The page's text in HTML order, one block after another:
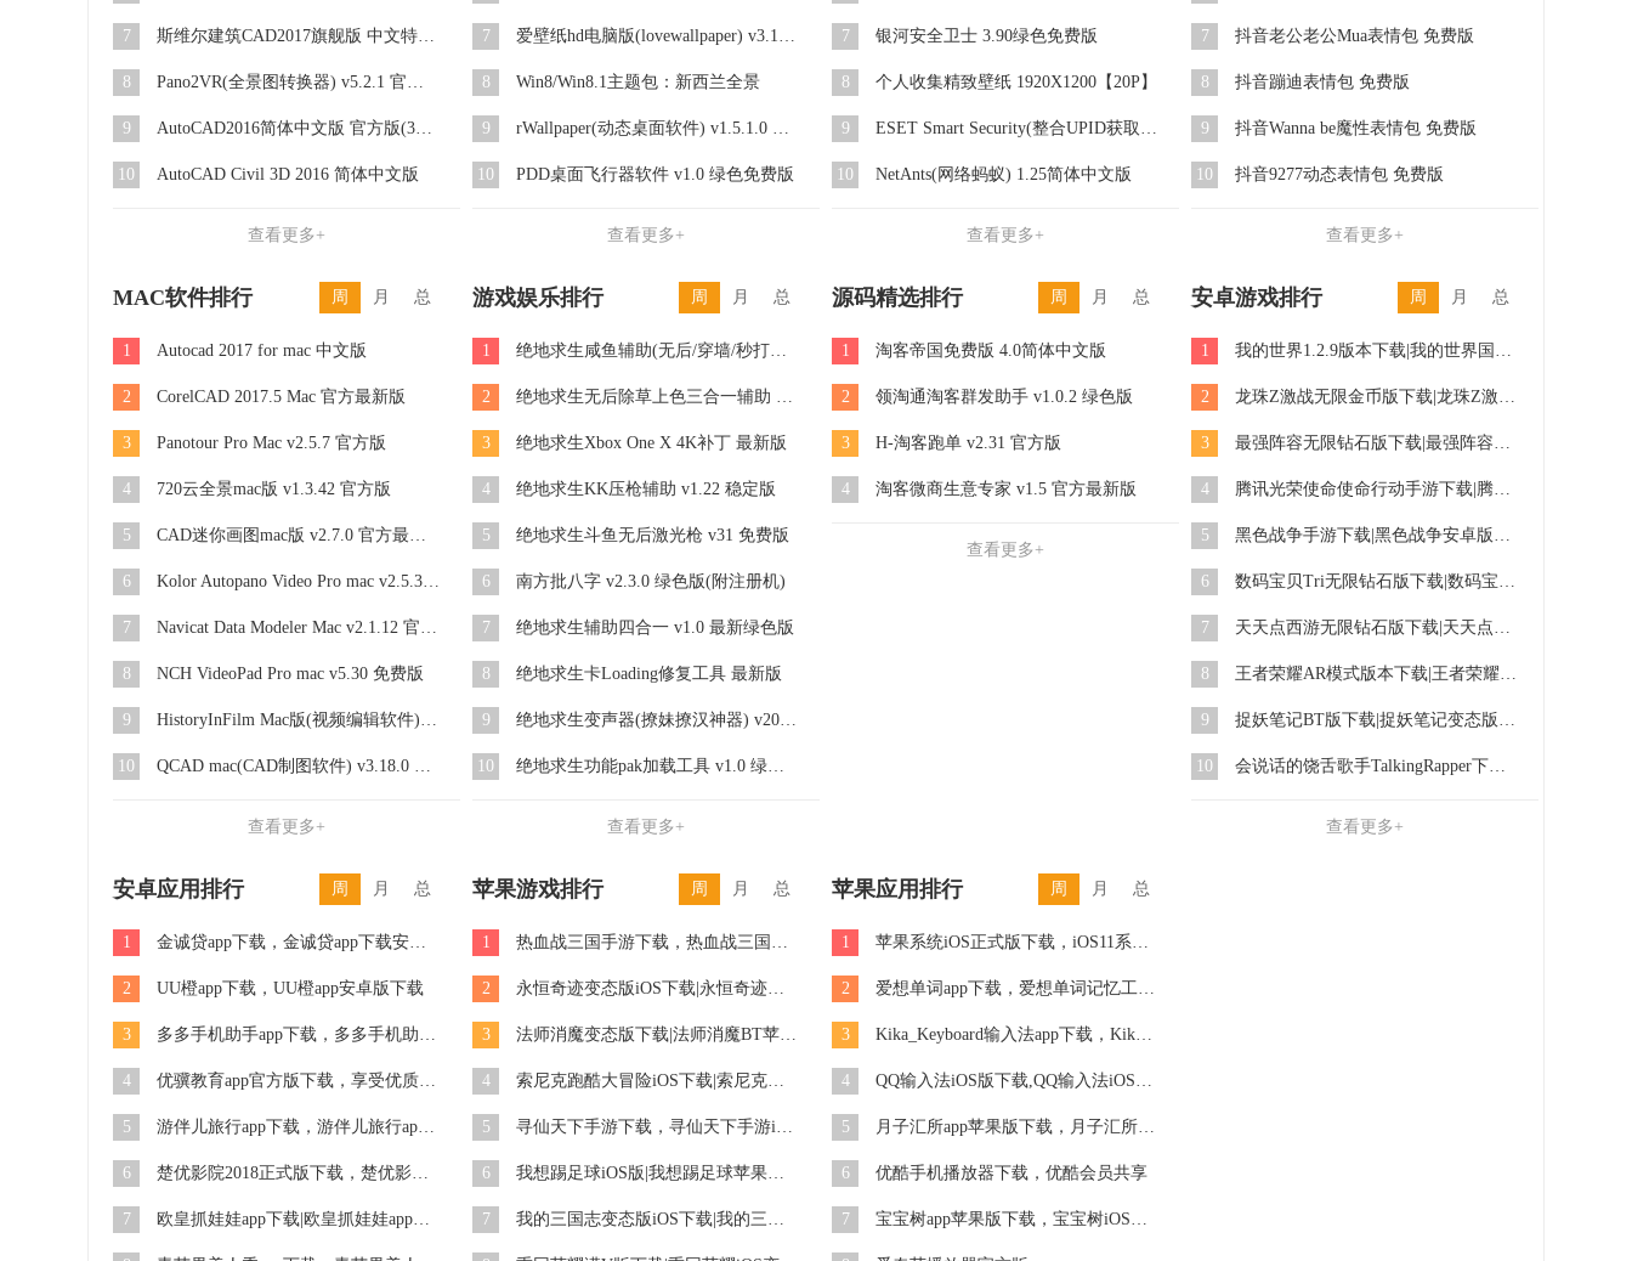
7 斯维尔建筑CAD2017旗舰版 中文特别版
8 Pano2VR(全景图转换器) v5.2.1 官方PC版
9 AutoCAD2016简体中文版 官方版(32位/64位)
10 AutoCAD Civil 3D 2016 简体中文版
查看更多+
7 爱壁纸hd电脑版(lovewallpaper) v3.1.0 官方免费版
8 Win8/Win8.1主题包：新西兰全景
9 rWallpaper(动态桌面软件) v1.5.1.0 绿色版
10 PDD桌面飞行器软件 v1.0 绿色免费版
查看更多+
7 银河安全卫士 3.90绿色免费版
8 个人收集精致壁纸 1920X1200【20P】
9 ESET Smart Security(整合UPID获取) v4.2.71.2汉化版
10 NetAnts(网络蚂蚁) 1.25简体中文版
查看更多+
7 抖音老公老公Mua表情包 免费版
8 抖音蹦迪表情包 免费版
9 抖音Wanna be魔性表情包 免费版
10 抖音9277动态表情包 免费版
查看更多+
MAC软件排行 周 月 总
1 Autocad 2017 for mac 中文版
2 CorelCAD 2017.5 Mac 官方最新版
3 Panotour Pro Mac v2.5.7 官方版
4 720云全景mac版 v1.3.42 官方版
5 CAD迷你画图mac版 v2.7.0 官方最新版
6 Kolor Autopano Video Pro mac v2.5.3 正式版
7 Navicat Data Modeler Mac v2.1.12 官方版
8 NCH VideoPad Pro mac v5.30 免费版
9 HistoryInFilm Mac版(视频编辑软件) v1.1 免费版
10 QCAD mac(CAD制图软件) v3.18.0 官方最新版
查看更多+
游戏娱乐排行 周 月 总
1 绝地求生咸鱼辅助(无后/穿墙/秒打药) v1.0 绿色版
2 绝地求生无后除草上色三合一辅助 最新免费版
3 绝地求生Xbox One X 4K补丁 最新版
4 绝地求生KK压枪辅助 v1.22 稳定版
5 绝地求生斗鱼无后激光枪 v31 免费版
6 南方批八字 v2.3.0 绿色版(附注册机)
7 绝地求生辅助四合一 v1.0 最新绿色版
8 绝地求生卡Loading修复工具 最新版
9 绝地求生变声器(撩妹撩汉神器) v2018 最新版
10 绝地求生功能pak加载工具 v1.0 绿色免费版
查看更多+
源码精选排行 周 月 总
1 淘客帝国免费版 4.0简体中文版
2 领淘通淘客群发助手 v1.0.2 绿色版
3 H-淘客跑单 v2.31 官方版
4 淘客微商生意专家 v1.5 官方最新版
查看更多+
安卓游戏排行 周 月 总
1 我的世界1.2.9版本下载|我的世界国际服1.2.9最新版下载
2 龙珠Z激战无限金币版下载|龙珠Z激战内购破解版下载
3 最强阵容无限钻石版下载|最强阵容内购破解版下载
4 腾讯光荣使命使命行动手游下载|腾讯光荣使命使命行动手游官网安卓版下载
5 黑色战争手游下载|黑色战争安卓版下载
6 数码宝贝Tri无限钻石版下载|数码宝贝Tri内购破解版下载
7 天天点西游无限钻石版下载|天天点西游内购破解版下载
8 王者荣耀AR模式版本下载|王者荣耀AR版下载
9 捉妖笔记BT版下载|捉妖笔记变态版下载
10 会说话的饶舌歌手TalkingRapper下载，游戏与学习同步进行
查看更多+
安卓应用排行 周 月 总
1 金诚贷app下载，金诚贷app下载安卓版预约下载
2 UU橙app下载，UU橙app安卓版下载
3 多多手机助手app下载，多多手机助手安卓版下载
4 优骥教育app官方版下载，享受优质的教育平台
5 游伴儿旅行app下载，游伴儿旅行app下载安卓版
6 楚优影院2018正式版下载，楚优影院2018最新正式版app下载预约下载
7 欧皇抓娃娃app下载|欧皇抓娃娃app下载安卓版
苹果游戏排行 周 月 总
1 热血战三国手游下载，热血战三国手游iOS版下载
2 永恒奇迹变态版iOS下载|永恒奇迹公益服下载
3 法师消魔变态版下载|法师消魔BT苹果版下载
4 索尼克跑酷大冒险iOS下载|索尼克跑酷大冒险苹果版下载
5 寻仙天下手游下载，寻仙天下手游iOS版下载
6 我想踢足球iOS版|我想踢足球苹果版预约下载预约下载
7 我的三国志变态版iOS下载|我的三国志苹果BT版下载
苹果应用排行 周 月 总
1 苹果系统iOS正式版下载，iOS11系统正式版更新下载
2 爱想单词app下载，爱想单词记忆工具官方iOS版下载
3 Kika_Keyboard输入法app下载，Kika_Keyboard键盘app下载
4 QQ输入法iOS版下载,QQ输入法iOS版 3.1下载
5 月子汇所app苹果版下载，月子汇所iOS版下载
6 优酷手机播放器下载，优酷会员共享
7 宝宝树app苹果版下载，宝宝树iOS版下载